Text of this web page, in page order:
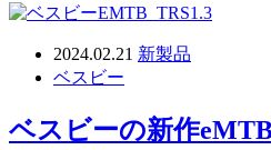
2024.02.21 新製品
ベスビー
ベスビーの新作